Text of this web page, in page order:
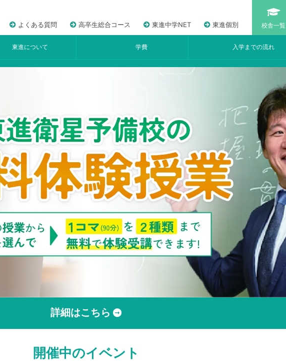
よくある質問 高卒生総合コース 東進中学NET 東進個別 校舎一覧
東進について 学費 入学までの流れ
詳細はこちら
開催中のイベント